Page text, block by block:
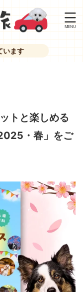
トと楽しめる
・春」をご